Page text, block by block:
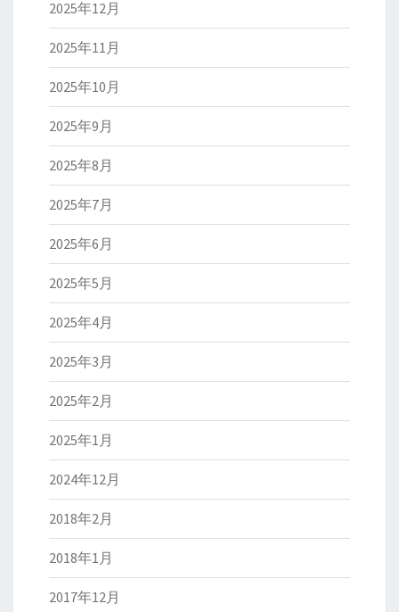
2025年12月
2025年11月
2025年10月
2025年9月
2025年8月
2025年7月
2025年6月
2025年5月
2025年4月
2025年3月
2025年2月
2025年1月
2024年12月
2018年2月
2018年1月
2017年12月